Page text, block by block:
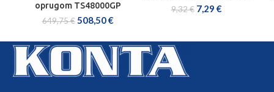
oprugom TS48000GP
649,75€ 508,50€
9,32€ 7,29 €